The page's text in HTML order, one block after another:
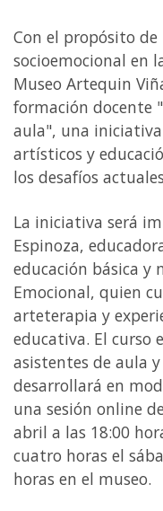
Con el propósito
socioemocional en
Museo Artequin
formación docente
aula", una
artísticos y
los desafíos
La iniciativa será
Espinoza,
educación básica y
Emocional, quien
arteterapia y
educativa. El curso
asistentes de aula
desarrollará en
una sesión online
abril a las 18:00
cuatro horas el
horas en el museo.